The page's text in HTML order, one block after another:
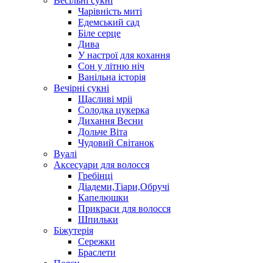
Чарівність миті
Едемський сад
Біле серце
Дива
У настрої для кохання
Сон у літню ніч
Ванільна історія
Вечірні сукні
Щасливі мріі
Солодка цукерка
Дихання Весни
Дольче Віта
Чудовий Світанок
Вуалі
Аксесуари для волосся
Гребінці
Діадеми,Тіари,Обручі
Капелюшки
Прикраси для волосся
Шпильки
Біжутерія
Cережки
Браслети